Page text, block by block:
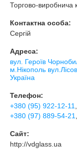
Торгово-виробнича
Контактна особа:
Сергій
Адреса:
вул. Героїв
м.Нікополь
Україна
Телефон:
+380 (95) 922-12-11
+380 (97) 889-54-21
Сайт:
http://vdglass.ua